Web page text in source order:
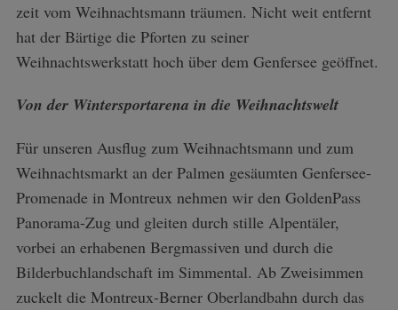
zeit vom Weihnachtsmann träumen. Nicht weit entfernt
hat der Bärtige die Pforten zu seiner
Weihnachtswerkstatt hoch über dem Genfersee geöffnet.
Von der Wintersportarena in die Weihnachtswelt
Für unseren Ausflug zum Weihnachtsmann und zum
Weihnachtsmarkt an der Palmen gesäumten Genfersee-
Promenade in Montreux nehmen wir den GoldenPass
Panorama-Zug und gleiten durch stille Alpentäler,
vorbei an erhabenen Bergmassiven und durch die
Bilderbuchlandschaft im Simmental. Ab Zweisimmen
zuckelt die Montreux-Berner Oberlandbahn durch das